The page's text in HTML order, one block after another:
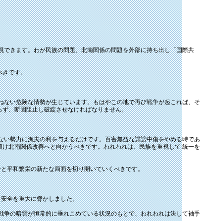
きます。わが民族の問題、北南関係の問題を外部に持ち出し「国際共
きです。
い危険な情勢が生じています。もはやこの地で再び戦争が起これば、そ
、断固阻止し破綻させなければなりません。
勢力に漁夫の利を与えるだけです。百害無益な誹謗中傷をやめる時であ
北南関係改善へと向かうべきです。われわれは、民族を重視して 統一を
平和繁栄の新たな局面を切り開いていくべきです。
全を重大に脅かしました。
の暗雲が恒常的に垂れこめている状況のもとで、われわれは決して袖手